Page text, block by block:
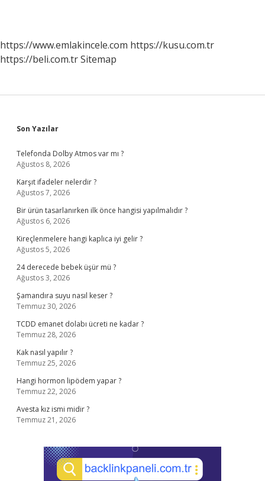
Nelerdir
https://www.emlakincele.com https://kusu.com.tr
https://beli.com.trSitemap
Sidebar
Son Yazılar
Telefonda Dolby Atmos var mı ?
Ağustos 8, 2026
Karşıt ifadeler nelerdir ?
Ağustos 7, 2026
Bir ürün tasarlanırken ilk önce hangisi yapılmalıdır ?
Ağustos 6, 2026
Kireçlenmelere hangi kaplıca iyi gelir ?
Ağustos 5, 2026
24 derecede bebek üşür mü ?
Ağustos 3, 2026
Şamandıra suyu nasıl keser ?
Temmuz 30, 2026
TCDD emanet dolabı ücreti ne kadar ?
Temmuz 28, 2026
Kak nasıl yapılır ?
Temmuz 25, 2026
Hangi hormon lipödem yapar ?
Temmuz 22, 2026
Avesta kız ismi midir ?
Temmuz 21, 2026